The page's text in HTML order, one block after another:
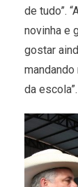
de tudo”.
novinha e
gostar
da escola”.